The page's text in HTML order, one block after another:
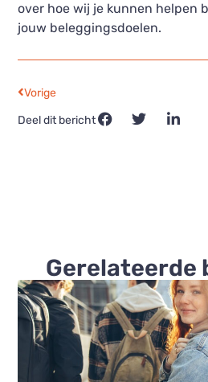
over hoe wij je kunnen helpen
jouw beleggingsdoelen.
Vorige
Deel dit bericht
Gerelateerde